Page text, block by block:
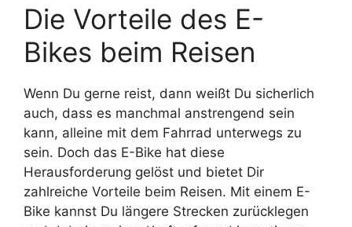
Die Vorteile des E-
Bikes beim Reisen
Wenn Du gerne reist, dann weißt Du sicherlich
auch, dass es manchmal anstrengend sein
kann, alleine mit dem Fahrrad unterwegs zu
sein. Doch das E-Bike hat diese
Herausforderung gelöst und bietet Dir
zahlreiche Vorteile beim Reisen. Mit einem E-
Bike kannst Du längere Strecken zurücklegen